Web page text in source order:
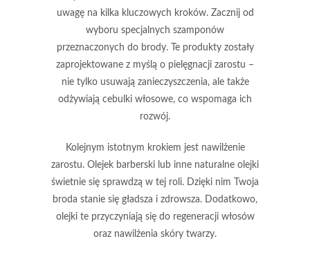
uwagę na kilka kluczowych kroków. Zacznij od
wyboru specjalnych szamponów
przeznaczonych do brody. Te produkty zostały
zaprojektowane z myślą o pielęgnacji zarostu –
nie tylko usuwają zanieczyszczenia, ale także
odżywiają cebulki włosowe, co wspomaga ich
rozwój.
Kolejnym istotnym krokiem jest nawilżenie
zarostu. Olejek barberski lub inne naturalne olejki
świetnie się sprawdzą w tej roli. Dzięki nim Twoja
broda stanie się gładsza i zdrowsza. Dodatkowo,
olejki te przyczyniają się do regeneracji włosów
oraz nawilżenia skóry twarzy.